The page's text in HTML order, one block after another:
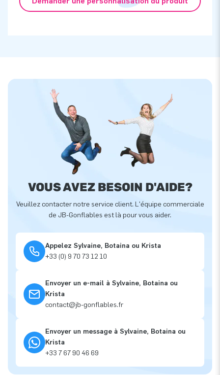
VOUS AVEZ BESOIN D'AIDE?
Veuillez contacter notre service client. L'équipe commerciale
de JB-Gonflables est là pour vous aider.
Appelez Sylvaine, Botaina ou Krista
+33 (0) 9 70 73 12 10
Envoyer un e-mail à Sylvaine, Botaina ou
Krista
contact@jb-gonflables.fr
Envoyer un message à Sylvaine, Botaina ou
Krista
+33 7 67 90 46 69